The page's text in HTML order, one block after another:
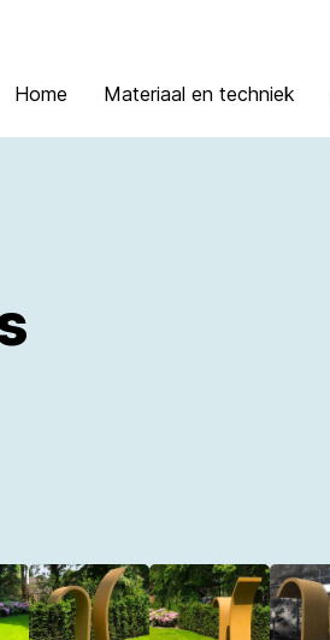
Home Materiaal en techniek